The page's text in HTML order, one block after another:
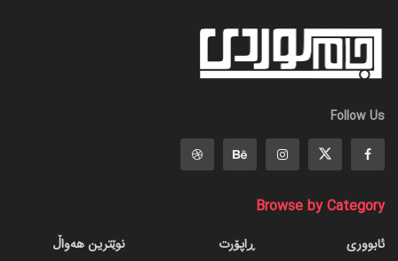
Follow Us
Browse by Category
ئابووری
ڕاپۆرت
نوێترین هەواڵ